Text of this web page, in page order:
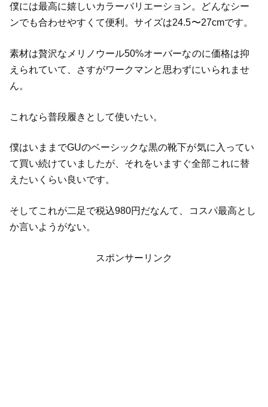
僕には最高に嬉しいカラーバリエーション。どんなシー
ンでも合わせやすくて便利。サイズは24.5〜27cmです。
素材は贅沢なメリノウール50%オーバーなのに価格は抑
えられていて、さすがワークマンと思わずにいられませ
ん。
これなら普段履きとして使いたい。
僕はいままでGUのベーシックな黒の靴下が気に入ってい
て買い続けていましたが、それをいますぐ全部これに替
えたいくらい良いです。
そしてこれが二足で税込980円だなんて、コスパ最高とし
か言いようがない。
スポンサーリンク